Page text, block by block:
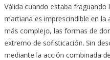
Válida cuando estaba fraguando
martiana es imprescindible en la
más complejo, las formas de
extremo de sofisticación. Sin
mediante la acción combinada